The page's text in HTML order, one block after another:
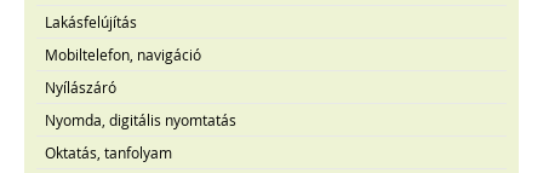
Lakásfelújítás
Mobiltelefon, navigáció
Nyílászáró
Nyomda, digitális nyomtatás
Oktatás, tanfolyam